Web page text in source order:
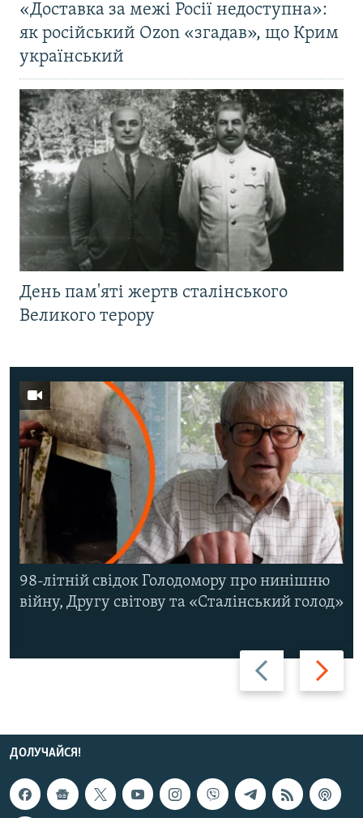
«Доставка за межі Росії недоступна»:
як російський Ozon «згадав», що Крим
український
День пам'яті жертв сталінського
Великого терору
Назад Вперед
98-літній свідок Голодомору про нинішню
війну, Другу світову та «Сталінський голод»
ДОЛУЧАЙСЯ!